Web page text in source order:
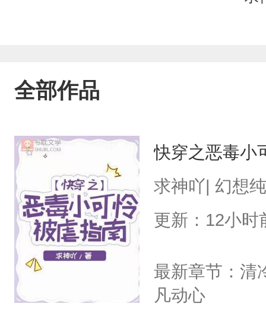
全部作品
快穿之恶毒小
求神吖| 幻想
更新：12小时
最新章节：清
凡动心